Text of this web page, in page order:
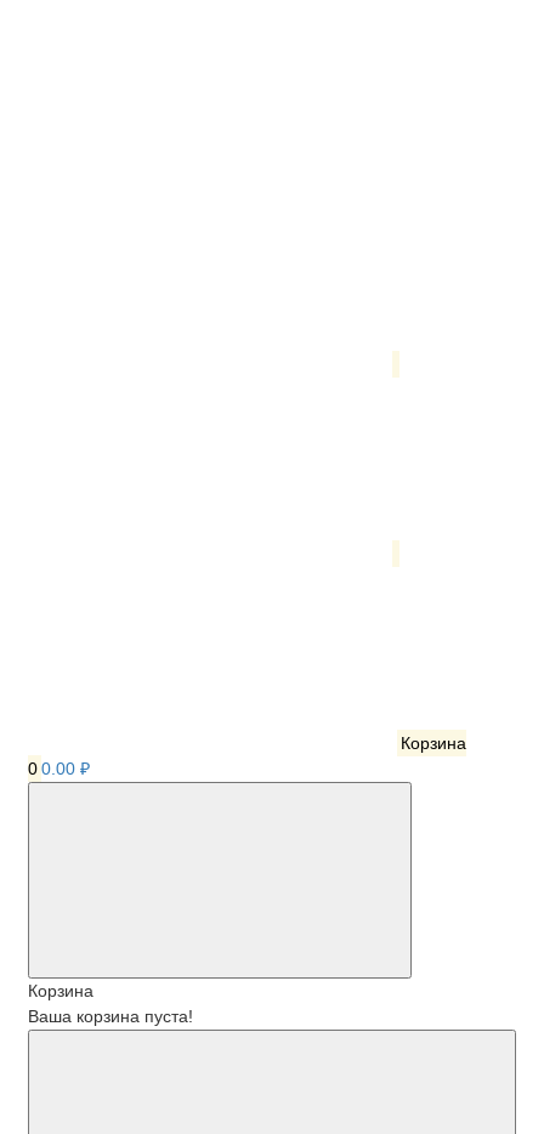
Корзина
00.00 ₽
Корзина
Ваша корзина пуста!